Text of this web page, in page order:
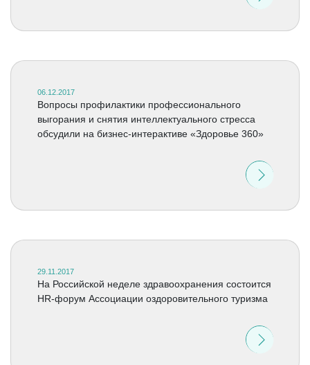
06.12.2017
Вопросы профилактики профессионального
выгорания и снятия интеллектуального стресса
обсудили на бизнес-интерактиве «Здоровье 360»
29.11.2017
На Российской неделе здравоохранения состоится
HR-форум Ассоциации оздоровительного туризма